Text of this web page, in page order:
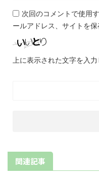
次回のコメントで使用
ールアドレス、サイトを保
上に表示された文字を入力
関連記事